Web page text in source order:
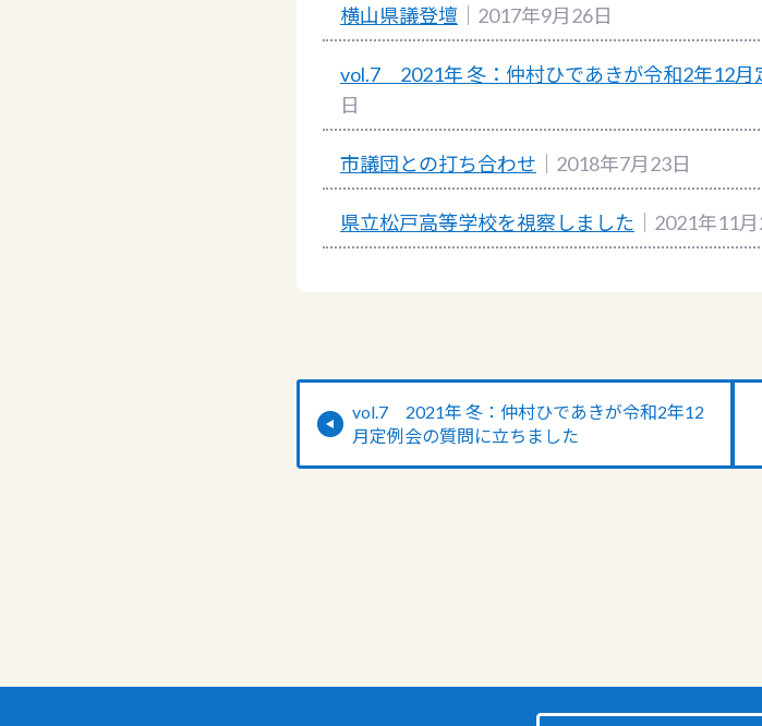
横山県議登壇 ｜2017年9月26日
vol.7 2021年 冬：仲村ひであきが令和2年12月
日
市議団との打ち合わせ ｜2018年7月23日
県立松戸高等学校を視察しました ｜2021年11
vol.7 2021年 冬：仲村ひであきが令和2年12
月定例会の質問に立ちました